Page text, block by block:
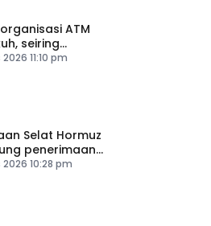
ATM
seiring
aset
11:10 pm
Selat Hormuz
penerimaan
10:28 pm